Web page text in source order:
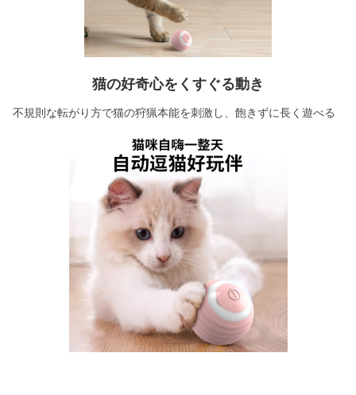
猫の好奇心をくすぐる動き
不規則な転がり方で猫の狩猟本能を刺激し、飽きずに長く遊べる